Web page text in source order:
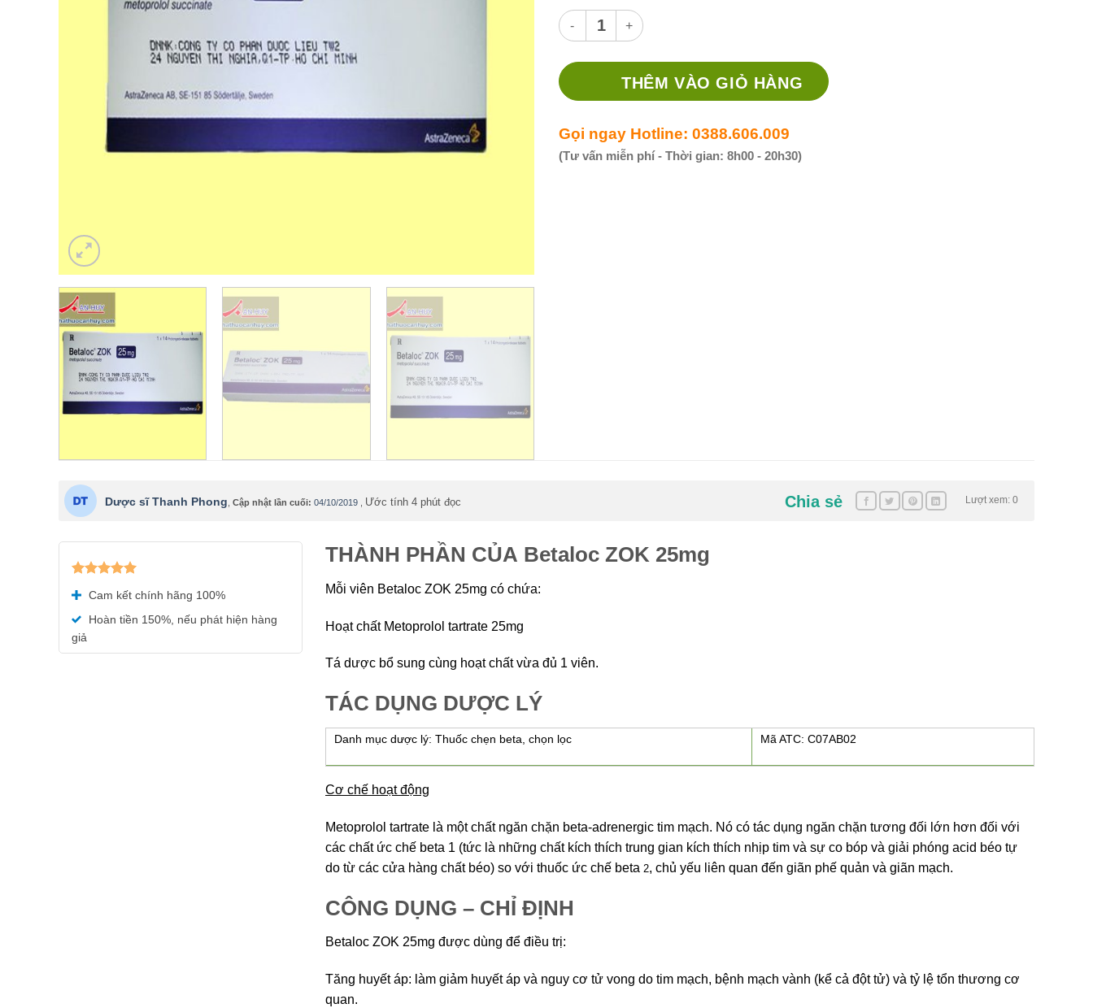
Thuốc Betaloc ZOK 25mg - Thuốc điều trị tăng huyết áp, đau thắt ngực số lượng
THÊM VÀO GIỎ HÀNG
Gọi ngay Hotline: 0388.606.009
(Tư vấn miễn phí - Thời gian: 8h00 - 20h30)
Dược sĩ Thanh Phong Cập nhật lần cuối: 04/10/2019 Ước tính 4 phút đọc Lượt xem: 0
Chia sẻ
hạng5.00
5 sao
Cam kết chính hãng 100%
Hoàn tiền 150%, nếu phát hiện hàng
giả
THÀNH PHẦN CỦA Betaloc ZOK 25mg
Mỗi viên Betaloc ZOK 25mg có chứa:
Hoạt chất Metoprolol tartrate 25mg
Tá dược bổ sung cùng hoạt chất vừa đủ 1 viên.
TÁC DỤNG DƯỢC LÝ
Danh mục dược lý: Thuốc chẹn beta, chọn lọc Mã ATC: C07AB02
Cơ chế hoạt động
Metoprolol tartrate là một chất ngăn chặn beta-adrenergic tim mạch. Nó có tác dụng ngăn chặn tương đối lớn hơn đối với
các chất ức chế beta 1 (tức là những chất kích thích trung gian kích thích nhịp tim và sự co bóp và giải phóng acid béo tự
do từ các cửa hàng chất béo) so với thuốc ức chế beta 2, chủ yếu liên quan đến giãn phế quản và giãn mạch.
CÔNG DỤNG – CHỈ ĐỊNH
Betaloc ZOK 25mg được dùng để điều trị:
Tăng huyết áp: làm giảm huyết áp và nguy cơ tử vong do tim mạch, bệnh mạch vành (kể cả đột tử) và tỷ lệ tổn thương cơ
quan.